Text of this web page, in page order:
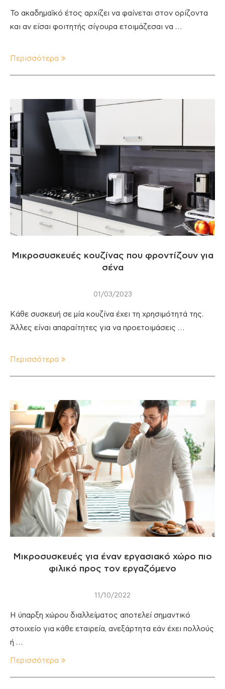
Το ακαδημαϊκό έτος αρχίζει να φαίνεται στον ορίζοντα
και αν είσαι φοιτητής σίγουρα ετοιμάζεσαι να …
Περισσότερα
Μικροσυσκευές κουζίνας που φροντίζουν για
σένα
01/03/2023
Κάθε συσκευή σε μία κουζίνα έχει τη χρησιμότητά της.
Άλλες είναι απαραίτητες για να προετοιμάσεις …
Περισσότερα
Μικροσυσκευές για έναν εργασιακό χώρο πιο
φιλικό προς τον εργαζόμενο
11/10/2022
Η ύπαρξη χώρου διαλλείματος αποτελεί σημαντικό
στοιχείο για κάθε εταιρεία, ανεξάρτητα εάν έχει πολλούς
ή …
Περισσότερα